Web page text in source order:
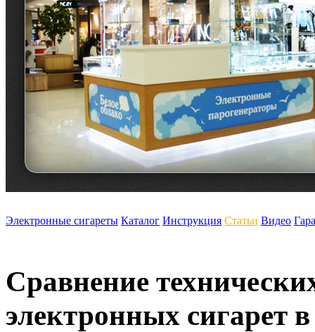
Электронные сигареты Каталог Инструкция Статьи Видео
Сравнение
электронных сигарет